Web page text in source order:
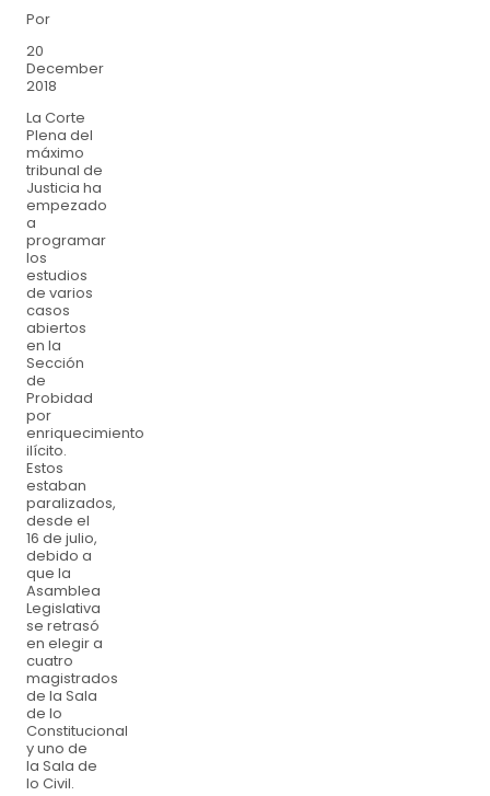
Por
20
December
2018
La Corte
Plena del
máximo
tribunal de
Justicia ha
empezado
a
programar
los
estudios
de varios
casos
abiertos
en la
Sección
de
Probidad
por
enriquecimiento
ilícito.
Estos
estaban
paralizados,
desde el
16 de julio,
debido a
que la
Asamblea
Legislativa
se retrasó
en elegir a
cuatro
magistrados
de la Sala
de lo
Constitucional
y uno de
la Sala de
lo Civil.